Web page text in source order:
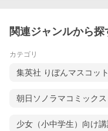
関連ジャンルから探
カテゴリ
集英社 りぼんマスコッ
朝日ソノラマコミックス
少女（小中学生）向け